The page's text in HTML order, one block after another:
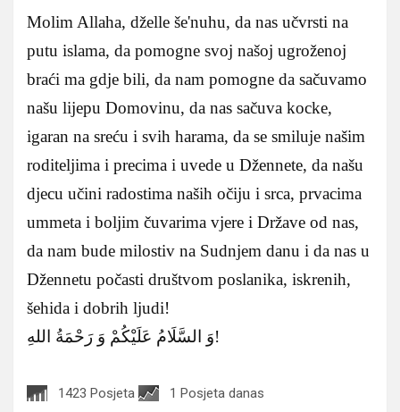
Molim Allaha, dželle še'nuhu, da nas učvrsti na
putu islama, da pomogne svoj našoj ugroženoj
braći ma gdje bili, da nam pomogne da sačuvamo
našu lijepu Domovinu, da nas sačuva kocke,
igaran na sreću i svih harama, da se smiluje našim
roditeljima i precima i uvede u Džennete, da našu
djecu učini radostima naših očiju i srca, prvacima
ummeta i boljim čuvarima vjere i Države od nas,
da nam bude milostiv na Sudnjem danu i da nas u
Džennetu počasti društvom poslanika, iskrenih,
šehida i dobrih ljudi!
وَ السَّلَامُ عَلَيْكُمْ وَ رَحْمَةُ اللهِ!
1423 Posjeta 1 Posjeta danas